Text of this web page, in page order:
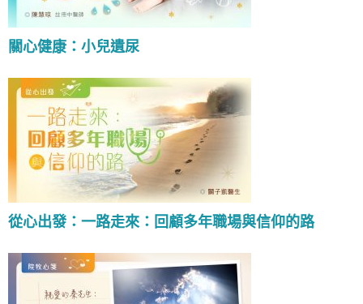
關心健康：小兒遺尿
從心出發：一路走來：回顧多年職場與信仰的路